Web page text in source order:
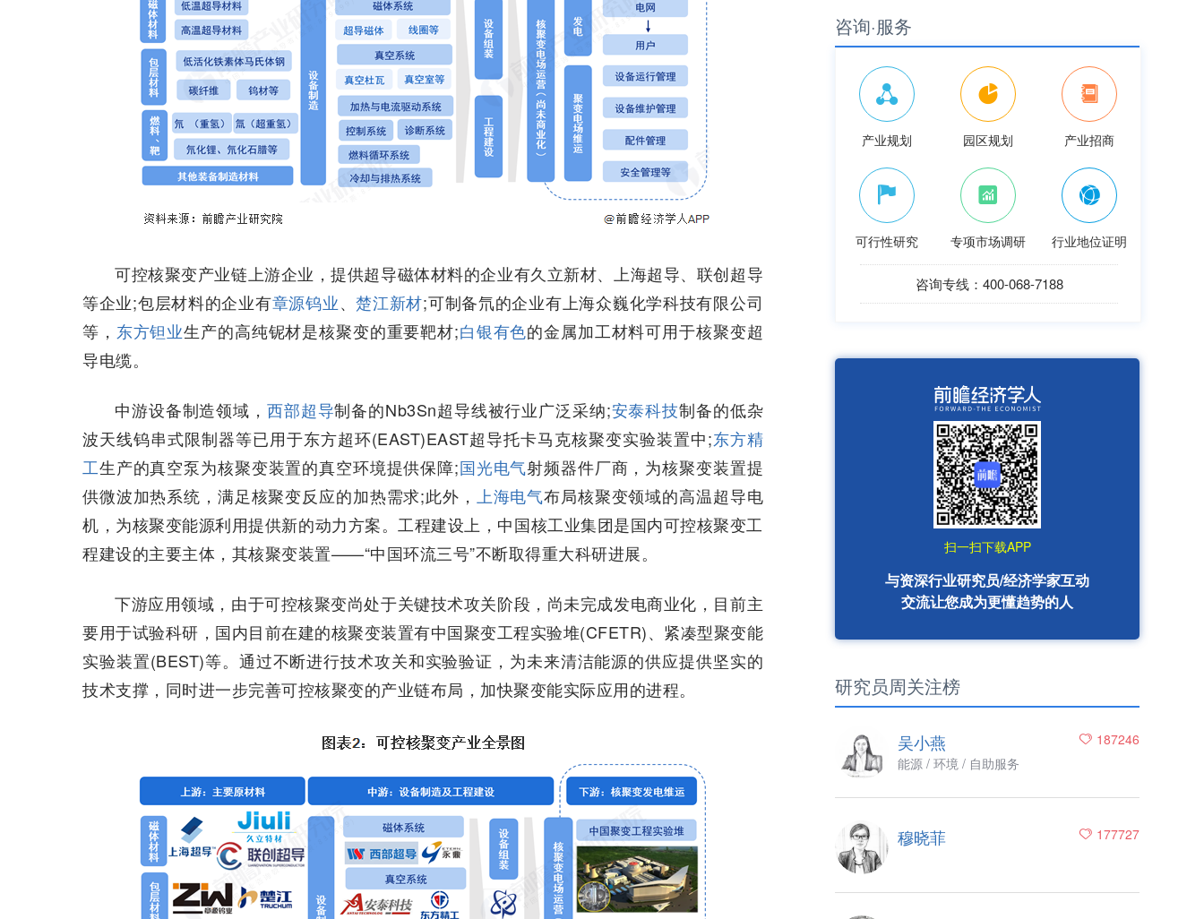
可控核聚变产业链上游企业，提供超导磁体材料的企业有久立新材、上海超导、联创超导
等企业;包层材料的企业有章源钨业、楚江新材;可制备氘的企业有上海众巍化学科技有限公司
等， 东方钽业生产的高纯铌材是核聚变的重要靶材;白银有色的金属加工材料可用于核聚变超
导电缆。
中游设备制造领域， 西部超导制备的Nb3Sn超导线被行业广泛采纳;安泰科技制备的低杂
波天线钨串式限制器等已用于东方超环(EAST)EAST超导托卡马克核聚变实验装置中;东方精
工生产的真空泵为核聚变装置的真空环境提供保障;国光电气射频器件厂商，为核聚变装置提
供微波加热系统，满足核聚变反应的加热需求;此外， 上海电气布局核聚变领域的高温超导电
机，为核聚变能源利用提供新的动力方案。工程建设上，中国核工业集团是国内可控核聚变工
程建设的主要主体，其核聚变装置——“中国环流三号”不断取得重大科研进展。
下游应用领域，由于可控核聚变尚处于关键技术攻关阶段，尚未完成发电商业化，目前主
要用于试验科研，国内目前在建的核聚变装置有中国聚变工程实验堆(CFETR)、紧凑型聚变能
实验装置(BEST)等。通过不断进行技术攻关和实验验证，为未来清洁能源的供应提供坚实的
技术支撑，同时进一步完善可控核聚变的产业链布局，加快聚变能实际应用的进程。
咨询·服务
产业规划 园区规划 产业招商
可行性研究 专项市场调研 行业地位证明
咨询专线：400-068-7188
扫一扫下载APP
与资深行业研究员/经济学家互动
交流让您成为更懂趋势的人
研究员周关注榜
187246
吴小燕
能源 / 环境 / 自助服务
177727
穆晓菲